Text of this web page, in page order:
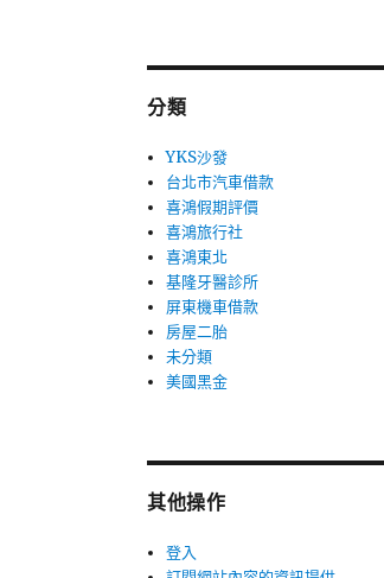
分類
YKS沙發
台北市汽車借款
喜鴻假期評價
喜鴻旅行社
喜鴻東北
基隆牙醫診所
屏東機車借款
房屋二胎
未分類
美國黑金
其他操作
登入